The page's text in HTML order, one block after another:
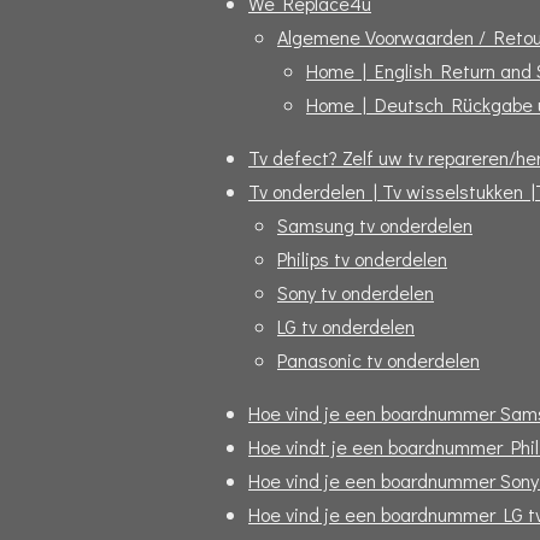
Algemene Voorwaarden /
Home | English Return and
Home | Deutsch Rückgabe
Tv defect? Zelf uw tv repareren/
Tv onderdelen | Tv wisselstukken
Samsung tv onderdelen
Philips tv onderdelen
Sony tv onderdelen
LG tv onderdelen
Panasonic tv onderdelen
Hoe vind je een boardnummer
Hoe vindt je een boardnummer
Hoe vind je een boardnummer
Hoe vind je een boardnummer LG